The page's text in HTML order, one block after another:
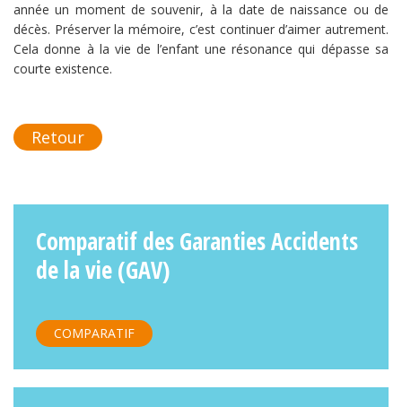
année un moment de souvenir, à la date de naissance ou de
décès. Préserver la mémoire, c’est continuer d’aimer autrement.
Cela donne à la vie de l’enfant une résonance qui dépasse sa
courte existence.
Retour
Comparatif des Garanties Accidents
de la vie (GAV)
COMPARATIF